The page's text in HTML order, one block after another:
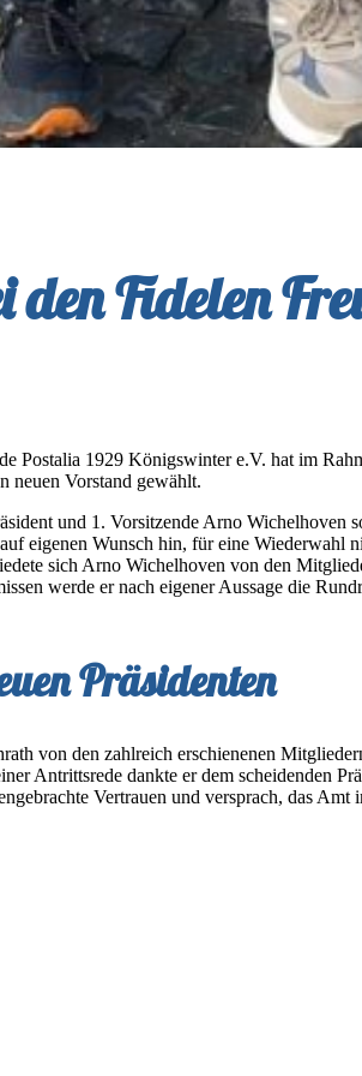
den Fidelen
Postalia 1929 Königswinter e.V. hat im
neuen Vorstand gewählt.
und 1. Vorsitzende Arno Wichelhoven
eigenen Wunsch hin, für eine Wiederwahl
sich Arno Wichelhoven von den
werde er nach eigener Aussage die
Präsidenten
von den zahlreich erschienenen
Antrittsrede dankte er dem scheidenden
Vertrauen und versprach, das Amt